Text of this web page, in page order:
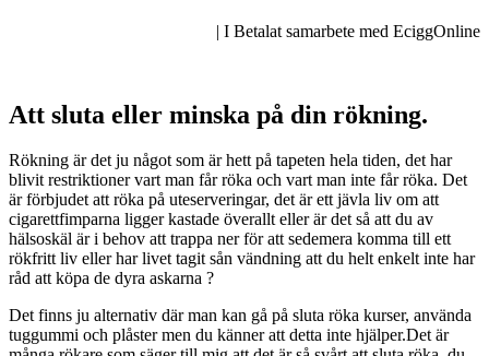
| I Betalat samarbete med EciggOnline
Att sluta eller minska på din rökning.
Rökning är det ju något som är hett på tapeten hela tiden, det har
blivit restriktioner vart man får röka och vart man inte får röka. Det
är förbjudet att röka på uteserveringar, det är ett jävla liv om att
cigarettfimparna ligger kastade överallt eller är det så att du av
hälsoskäl är i behov att trappa ner för att sedemera komma till ett
rökfritt liv eller har livet tagit sån vändning att du helt enkelt inte har
råd att köpa de dyra askarna ?
Det finns ju alternativ där man kan gå på sluta röka kurser, använda
tuggummi och plåster men du känner att detta inte hjälper.Det är